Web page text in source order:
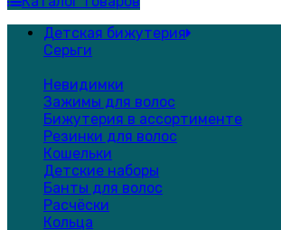
Детская бижутерия
Серьги
Невидимки
Зажимы для волос
Бижутерия в ассортименте
Резинки для волос
Кошельки
Детские наборы
Банты для волос
Расчёски
Кольца